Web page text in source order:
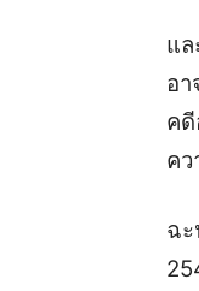
แ
อา
ค
คว
ฉ